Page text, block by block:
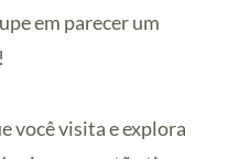
em parecer um
você visita e explora